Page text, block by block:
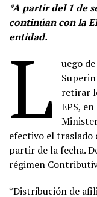
*A partir del 1 de
continúan con la
entidad.
L
uego
retirar
EPS,
efectivo el traslado
partir de la fecha.
régimen
*Distribución de